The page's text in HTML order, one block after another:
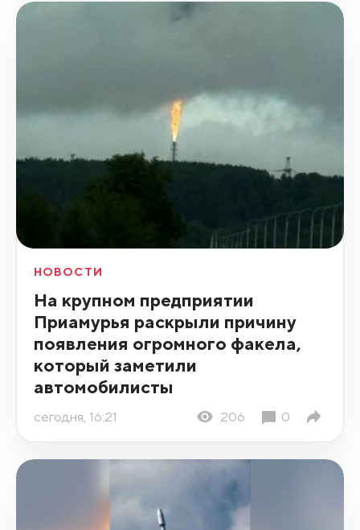
НОВОСТИ
На крупном предприятии
Приамурья раскрыли причину
появления огромного факела,
который заметили
автомобилисты
сегодня, 16:21 206 0